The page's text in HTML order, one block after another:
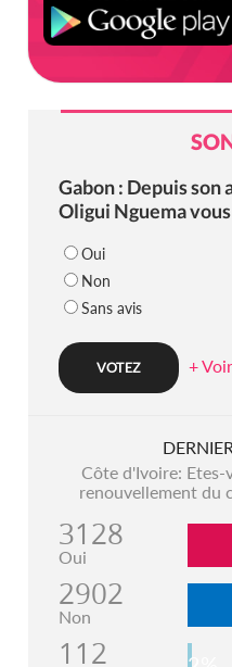
Gabon : Depuis son
Oligui Nguema
Oui
Non
Sans avis
+
Côte d'Ivoire:
renouvellement du
3128
Oui
2902
Non
112